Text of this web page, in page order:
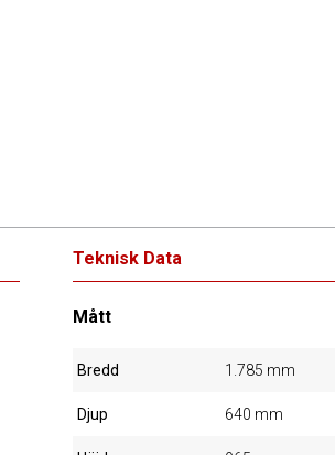
Teknisk Data
Mått
Bredd 1.785 mm
Djup 640 mm